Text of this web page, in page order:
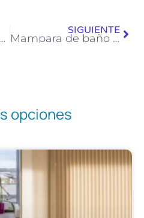
Mampara de ducha PETRA
SIGUIENTE
Mampara de baño MADEIRA
opciones